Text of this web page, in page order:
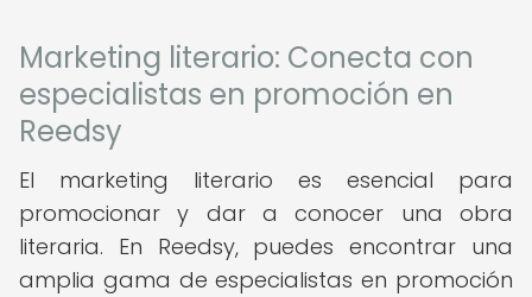
Marketing literario: Conecta con
especialistas en promoción en
Reedsy
El marketing literario es esencial para
promocionar y dar a conocer una obra
literaria. En Reedsy, puedes encontrar una
amplia gama de especialistas en promoción